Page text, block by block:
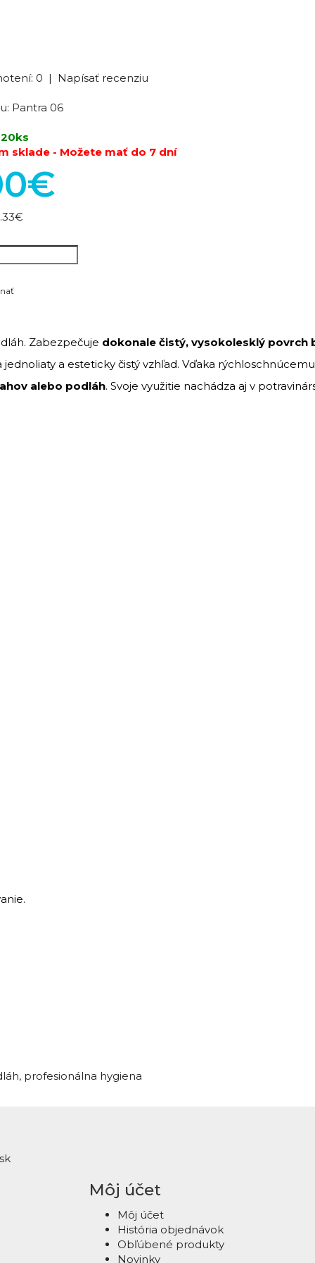
0 | Napísať recenziu
Pantra 06
sklade - Možete mať do 7 dní
Zabezpečuje dokonale čistý, vysokolesklý povrch
jednoliaty a esteticky čistý vzhľad. Vďaka
alebo podláh. Svoje využitie nachádza aj v
, profesionálna hygiena
Môj účet
Môj účet
História objednávok
Obľúbené produkty
Novinky